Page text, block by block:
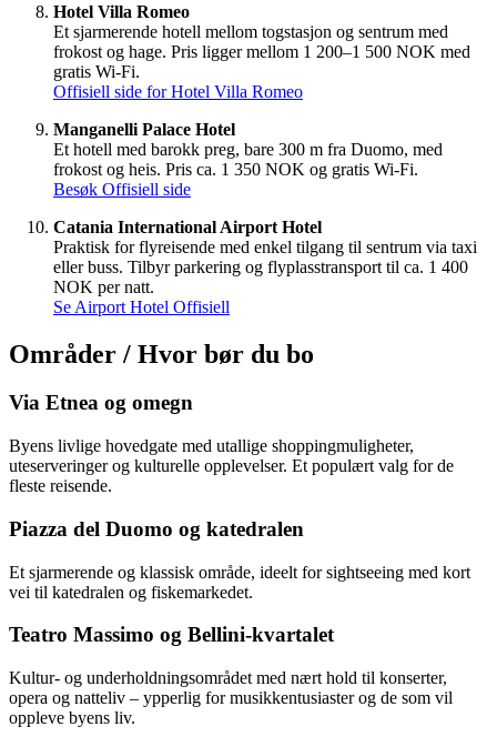
Hotel Villa Romeo
Et sjarmerende hotell mellom togstasjon og sentrum med
frokost og hage. Pris ligger mellom 1 200–1 500 NOK med
gratis Wi-Fi.
Offisiell side for Hotel Villa Romeo
Manganelli Palace Hotel
Et hotell med barokk preg, bare 300 m fra Duomo, med
frokost og heis. Pris ca. 1 350 NOK og gratis Wi-Fi.
Besøk Offisiell side
Catania International Airport Hotel
Praktisk for flyreisende med enkel tilgang til sentrum via taxi
eller buss. Tilbyr parkering og flyplasstransport til ca. 1 400
NOK per natt.
Se Airport Hotel Offisiell
Områder / Hvor bør du bo
Via Etnea og omegn
Byens livlige hovedgate med utallige shoppingmuligheter,
uteserveringer og kulturelle opplevelser. Et populært valg for de
fleste reisende.
Piazza del Duomo og katedralen
Et sjarmerende og klassisk område, ideelt for sightseeing med kort
vei til katedralen og fiskemarkedet.
Teatro Massimo og Bellini-kvartalet
Kultur- og underholdningsområdet med nært hold til konserter,
opera og natteliv – ypperlig for musikkentusiaster og de som vil
oppleve byens liv.